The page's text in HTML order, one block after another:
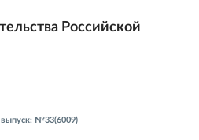
Российской
выпуск: №33(6009)